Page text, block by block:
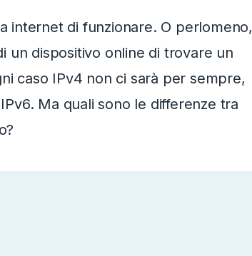
internet di funzionare. O perlomeno,
un dispositivo online di trovare un
caso IPv4 non ci sarà per sempre,
Ma quali sono le differenze tra